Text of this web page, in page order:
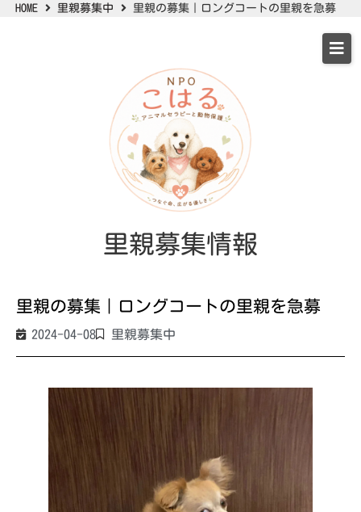
HOME 里親募集中 里親の募集｜ロングコートの里親を急募
里親募集情報
里親の募集｜ロングコートの里親を急募
2024-04-08 里親募集中